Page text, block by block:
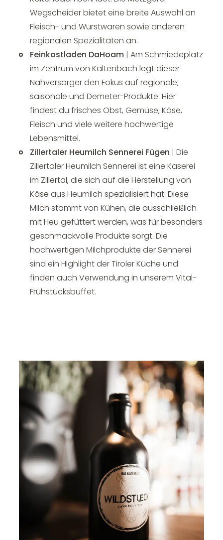
Wegscheider bietet eine breite Auswahl an
Fleisch- und Wurstwaren sowie anderen
regionalen Spezialitäten an.
Feinkostladen DaHoam | Am Schmiedeplatz
im Zentrum von Kaltenbach legt dieser
Nahversorger den Fokus auf regionale,
saisonale und Demeter-Produkte. Hier
findest du frisches Obst, Gemüse, Käse,
Fleisch und viele weitere hochwertige
Lebensmittel.
Zillertaler Heumilch Sennerei Fügen | Die
Zillertaler Heumilch Sennerei ist eine Käserei
im Zillertal, die sich auf die Herstellung von
Käse aus Heumilch spezialisiert hat. Diese
Milch stammt von Kühen, die ausschließlich
mit Heu gefüttert werden, was für besonders
geschmackvolle Produkte sorgt. Die
hochwertigen Milchprodukte der Sennerei
sind ein Highlight der Tiroler Küche und
finden auch Verwendung in unserem Vital-
Frühstücksbuffet.